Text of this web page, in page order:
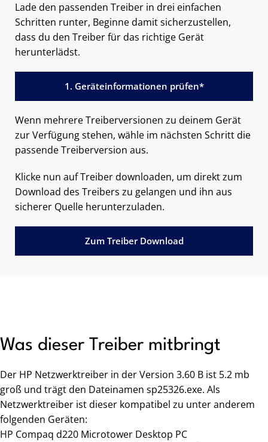
Lade den passenden Treiber in drei einfachen
Schritten runter, Beginne damit sicherzustellen,
dass du den Treiber für das richtige Gerät
herunterlädst.
1. Geräteinformationen prüfen*
Wenn mehrere Treiberversionen zu deinem Gerät
zur Verfügung stehen, wähle im nächsten Schritt die
passende Treiberversion aus.
Klicke nun auf Treiber downloaden, um direkt zum
Download des Treibers zu gelangen und ihn aus
sicherer Quelle herunterzuladen.
Zum Treiber Download
Was dieser Treiber mitbringt
Der HP Netzwerktreiber in der Version 3.60 B ist 5.2 mb
groß und trägt den Dateinamen sp25326.exe. Als
Netzwerktreiber ist dieser kompatibel zu unter anderem
folgenden Geräten:
HP Compaq d220 Microtower Desktop PC